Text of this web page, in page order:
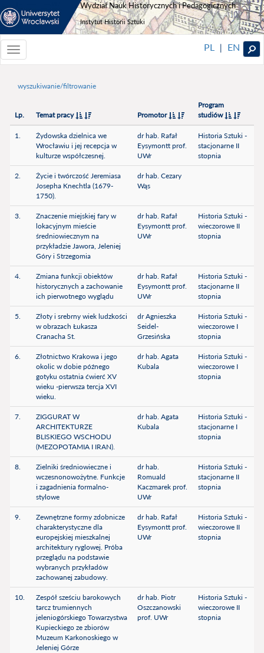
Wydział Nauk Historycznych i Pedagogicznych
Instytut Historii Sztuki
Toggle
navigationToggle
PL | EN
wyszukiwanie/filtrowanie
Lp. Temat pracy Promotor
Program
studiów
1.
Żydowska dzielnica we
Wrocławiu i jej recepcja w
kulturze współczesnej.
dr hab. Rafał
Eysymontt prof.
UWr
Historia Sztuki -
stacjonarne II
stopnia
2.
Życie i twórczość Jeremiasa
Josepha Knechtla (1679-
1750).
dr hab. Cezary
Wąs
3.
Znaczenie miejskiej fary w
lokacyjnym mieście
średniowiecznym na
przykładzie Jawora, Jeleniej
Góry i Strzegomia
dr hab. Rafał
Eysymontt prof.
UWr
Historia Sztuki -
wieczorowe II
stopnia
4.
Zmiana funkcji obiektów
historycznych a zachowanie
ich pierwotnego wyglądu
dr hab. Rafał
Eysymontt prof.
UWr
Historia Sztuki -
stacjonarne II
stopnia
5.
Złoty i srebrny wiek ludzkości
w obrazach Łukasza
Cranacha St.
dr Agnieszka
Seidel-
Grzesińska
Historia Sztuki -
wieczorowe I
stopnia
6.
Złotnictwo Krakowa i jego
okolic w dobie późnego
gotyku ostatnia ćwierć XV
wieku -pierwsza tercja XVI
wieku.
dr hab. Agata
Kubala
Historia Sztuki -
wieczorowe I
stopnia
7.
ZIGGURAT W
ARCHITEKTURZE
BLISKIEGO WSCHODU
(MEZOPOTAMIA I IRAN).
dr hab. Agata
Kubala
Historia Sztuki -
stacjonarne I
stopnia
8.
Zielniki średniowieczne i
wczesnonowożytne. Funkcje
i zagadnienia formalno-
stylowe
dr hab.
Romuald
Kaczmarek prof.
UWr
Historia Sztuki -
stacjonarne II
stopnia
9.
Zewnętrzne formy zdobnicze
charakterystyczne dla
europejskiej mieszkalnej
architektury ryglowej. Próba
przeglądu na podstawie
wybranych przykładów
zachowanej zabudowy.
dr hab. Rafał
Eysymontt prof.
UWr
Historia Sztuki -
wieczorowe II
stopnia
10.
Zespół sześciu barokowych
tarcz trumiennych
jeleniogórskiego Towarzystwa
Kupieckiego ze zbiorów
Muzeum Karkonoskiego w
Jeleniej Górze
dr hab. Piotr
Oszczanowski
prof. UWr
Historia Sztuki -
wieczorowe II
stopnia